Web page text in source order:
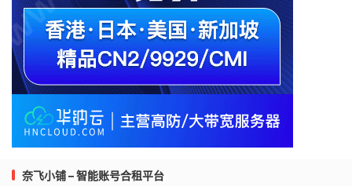
奈飞小铺 – 智能账号合租平台